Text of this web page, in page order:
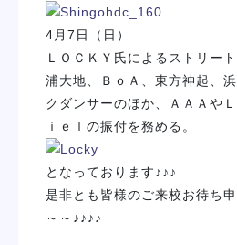
4月7日（日）
ＬＯＣＫＹ氏によるストリー
浦大地、ＢｏＡ、東方神起、
クダンサーのほか、ＡＡＡや
ｉｅｌの振付を務める。
となっております♪♪♪
是非とも皆様のご来校お待ち
～～♪♪♪♪